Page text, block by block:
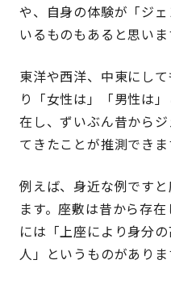
や、自身の体験が「ジ
いるものもあると思いま
東洋や西洋、中東にし
り「女性は」「男性は
在し、ずいぶん昔から
てきたことが推測できま
例えば、身近な例です
ます。座敷は昔から存
には「上座により身分
人」というものがありま